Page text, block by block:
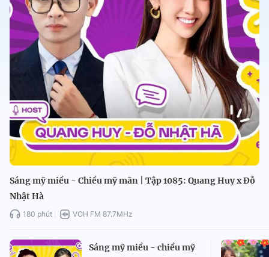
Sáng mỹ miều - Chiều mỹ mãn | Tập 1085: Quang Huy x Đỗ
Nhật Hà
180 phút VOH FM 87.7MHz
Sáng mỹ miều - chiều mỹ